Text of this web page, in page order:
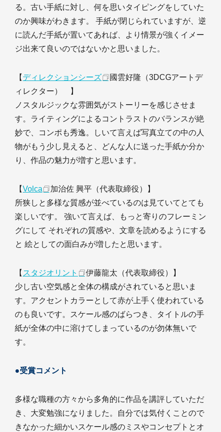
る。古い手紙に対し、何を思いタイピングをしていた
のか興味がわきます。 手紙が閉じられていますが、逆
に読んだ手紙が置いてあれば、より情景が強くイメー
ジ出来て良いのではないかと思いました。
【 ディレクションシーズ
國雲好隆（3DCGアートデ
ィレクター） 】
ノスタルジックな雰囲気がストーリーを感じさせま
す。ライティングによるコントラストのバランスが絶
妙で、コンポも秀逸。しいて言えば写真立ての中の人
物がもう少し見えると、どんな人に送った手紙か分か
り、作品の魅力が増すと思います。
【Volca
加治佐 興平（代表取締役）】
所狭しと多様な質感が並べているのは見ていてとても
楽しいです。 強いて言えば、もっと寄りのフレーミン
グにして それぞれの質感や、文章を読めるようにする
と 絵としての面白みが増したと思います。
【 スタジオリント
伊藤龍太（代表取締役）】
少し古い空気感と全体の構成がされていると思いま
す。アクセントカラーとして赤が上手く使われている
のも良いです。スケール感のばらつき、タイトルの手
紙が全体の中に溶けてしまっているのが勿体無いで
す。
●受賞コメント
多様な職種の方々から多角的に作品を講評していただ
き、大変勉強になりました。自分では気付くことので
きなかった細かいスケール感のミスやコンセプトとオ